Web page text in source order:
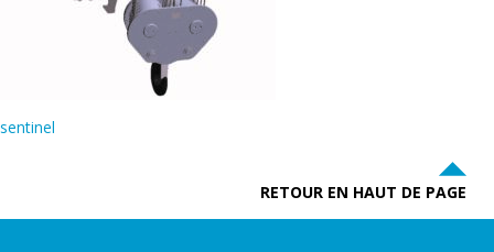
sentinel
RETOUR EN HAUT DE PAGE